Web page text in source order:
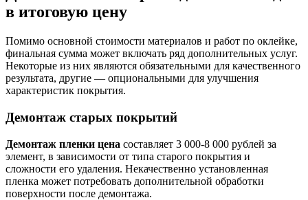
в итоговую цену
Помимо основной стоимости материалов и работ по оклейке,
финальная сумма может включать ряд дополнительных услуг.
Некоторые из них являются обязательными для качественного
результата, другие — опциональными для улучшения
характеристик покрытия.
Демонтаж старых покрытий
Демонтаж пленки цена составляет 3 000-8 000 рублей за
элемент, в зависимости от типа старого покрытия и
сложности его удаления. Некачественно установленная
пленка может потребовать дополнительной обработки
поверхности после демонтажа.